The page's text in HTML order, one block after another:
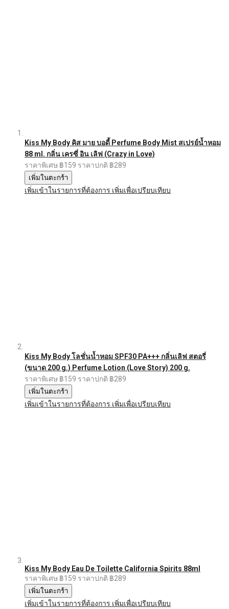
Kiss My Body คิส มาย บอดี้ Perfume Body Mist สเปรย์น้ำหอม
88 ml. กลิ่น เครซี่ อิน เลิฟ (Crazy in Love)
ราคาพิเศษ ฿159 ราคาปกติ ฿289
เพิ่มในตะกร้า
เพิ่มเข้าในรายการที่ต้องการ เพิ่มเพื่อเปรียบเทียบ
Kiss My Body โลชั่นน้ำหอม SPF30 PA+++ กลิ่นเลิฟ สตอรี่
(ขนาด 200 g.) Perfume Lotion (Love Story) 200 g.
ราคาพิเศษ ฿159 ราคาปกติ ฿289
เพิ่มในตะกร้า
เพิ่มเข้าในรายการที่ต้องการ เพิ่มเพื่อเปรียบเทียบ
Kiss My Body Eau De Toilette California Spirits 88ml
ราคาพิเศษ ฿159 ราคาปกติ ฿289
เพิ่มในตะกร้า
เพิ่มเข้าในรายการที่ต้องการ เพิ่มเพื่อเปรียบเทียบ